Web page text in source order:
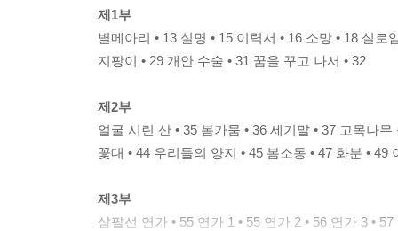
제1부
별메아리 • 13 실명 • 15 이력서 • 16 소망 • 18 실로
지팡이 • 29 개안 수술 • 31 꿈을 꾸고 나서 • 32
제2부
얼굴 시린 산 • 35 봄가뭄 • 36 세기말 • 37 고목나
꽃대 • 44 우리들의 양지 • 45 봄소동 • 47 화분 • 49
제3부
삼팔선 연가 • 55 연가 1 • 55 연가 2 • 56 연가 3 •